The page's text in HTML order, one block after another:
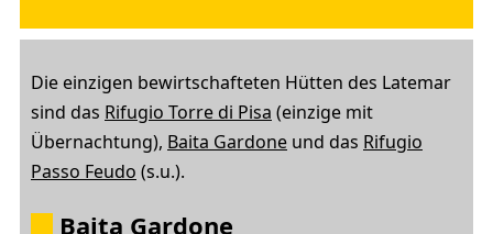
Die einzigen bewirtschafteten Hütten des Latemar
sind das Rifugio Torre di Pisa (einzige mit
Übernachtung), Baita Gardone und das Rifugio
Passo Feudo (s.u.).
Baita Gardone